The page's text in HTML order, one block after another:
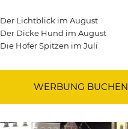
Der Lichtblick im August
Der Dicke Hund im August
Die Hofer Spitzen im Juli
WERBUNG BUCHEN